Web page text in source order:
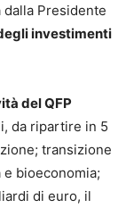
Presidente
investimenti
del QFP
da ripartire in 5
transizione
bioeconomia;
di euro, il